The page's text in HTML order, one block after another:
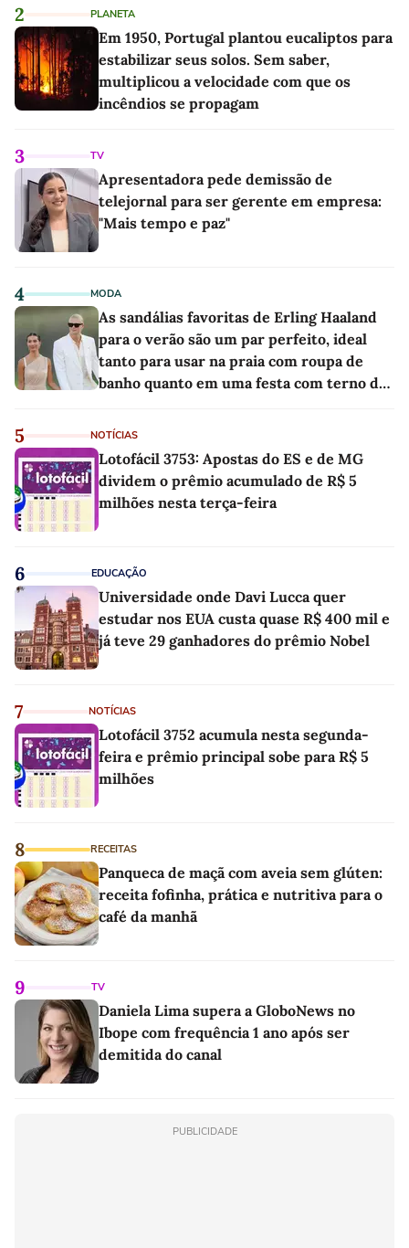
2 PLANETA
Em 1950, Portugal plantou eucaliptos para
estabilizar seus solos. Sem saber,
multiplicou a velocidade com que os
incêndios se propagam
3 TV
Apresentadora pede demissão de
telejornal para ser gerente em empresa:
"Mais tempo e paz"
4 MODA
As sandálias favoritas de Erling Haaland
para o verão são um par perfeito, ideal
tanto para usar na praia com roupa de
banho quanto em uma festa com terno de
5 NOTÍCIAS
Lotofácil 3753: Apostas do ES e de MG
dividem o prêmio acumulado de R$ 5
milhões nesta terça-feira
6 EDUCAÇÃO
Universidade onde Davi Lucca quer
estudar nos EUA custa quase R$ 400 mil e
já teve 29 ganhadores do prêmio Nobel
7 NOTÍCIAS
Lotofácil 3752 acumula nesta segunda-
feira e prêmio principal sobe para R$ 5
milhões
8 RECEITAS
Panqueca de maçã com aveia sem glúten:
receita fofinha, prática e nutritiva para o
café da manhã
9 TV
Daniela Lima supera a GloboNews no
Ibope com frequência 1 ano após ser
demitida do canal
PUBLICIDADE